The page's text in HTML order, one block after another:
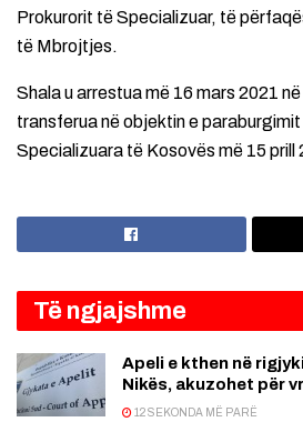
Prokurorit të Specializuar, të
të Mbrojtjes.
Shala u arrestua më 16 mars 2021
transferua në objektin e
Specializuara të Kosovës më 15 prill
Të ngjajshme
Apeli e kthen në
Nikës, akuzohet për
12 SEKONDA MË PARË